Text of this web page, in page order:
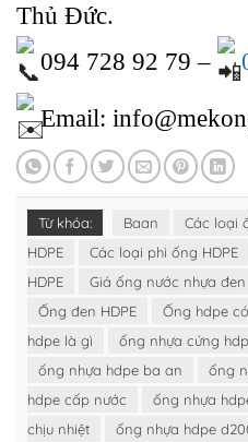
Thủ Đức.
094 728 92 79 –
Email:
Từ khóa: Baan Các loại
HDPE
Các loại phi ống HDPE
HDPE
Giá ống nước nhựa đen
Ống đen HDPE
Ống hdpe
hdpe là gì
ống nhựa cứng
ống nhựa hdpe ba an
ống
hdpe cấp nước
ống nhựa
chịu nhiệt
ống nhựa hdpe